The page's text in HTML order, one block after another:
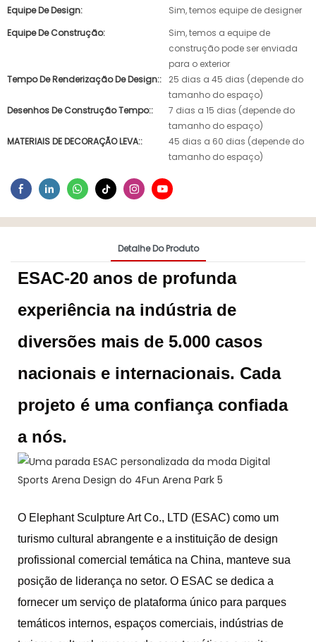
Equipe De Design:
Sim, temos equipe de designer
Equipe De Construção:
Sim, temos a equipe de
construção pode ser enviada
para o exterior
Tempo De Renderização De Design::
25 dias a 45 dias (depende do
tamanho do espaço)
Desenhos De Construção Tempo::
7 dias a 15 dias (depende do
tamanho do espaço)
MATERIAIS DE DECORAÇÃO LEVA::
45 dias a 60 dias (depende do
tamanho do espaço)
Detalhe Do Produto
ESAC-20 anos de profunda
experiência na indústria de
diversões mais de 5.000 casos
nacionais e internacionais. Cada
projeto é uma confiança confiada
a nós.
O Elephant Sculpture Art Co., LTD (ESAC) como um
turismo cultural abrangente e a instituição de design
profissional comercial temática na China, manteve sua
posição de liderança no setor. O ESAC se dedica a
fornecer um serviço de plataforma único para parques
temáticos internos, espaços comerciais, indústrias de